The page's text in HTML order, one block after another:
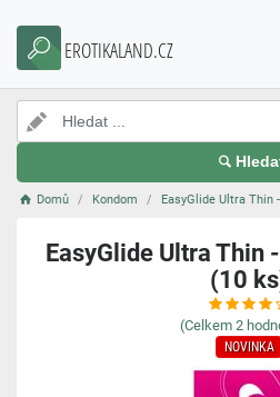
EROTIKALAND.CZ
Domů Kondom EasyGlide Ultra Thin
EasyGlide Ultra Thin
(10
(Celkem 2
NOVINKA